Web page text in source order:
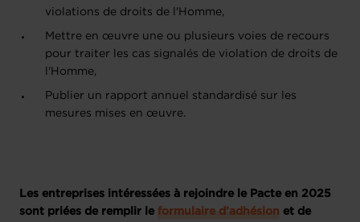
violations de droits de l'Homme,
Mettre en œuvre une ou plusieurs voies de recours
pour traiter les cas signalés de violation de droits de
l'Homme,
Publier un rapport annuel standardisé sur les
mesures mises en œuvre.
Les entreprises intéressées à rejoindre le Pacte en 2025
sont priées de remplir le formulaire d’adhésion et de